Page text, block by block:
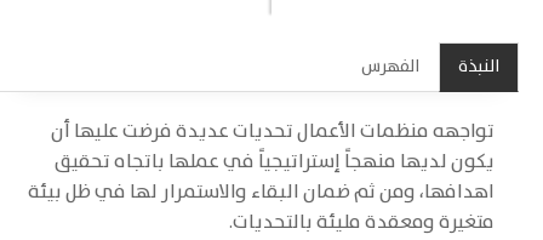
النبذة الفهرس
تواجهه منظمات الأعمال تحديات عديدة فرضت عليها أن
يكون لديها منهجاً إستراتيجياً في عملها باتجاه تحقيق
اهدافها، ومن ثم ضمان البقاء والاستمرار لها في ظل بيئة
متغيرة ومعقدة مليئة بالتحديات.